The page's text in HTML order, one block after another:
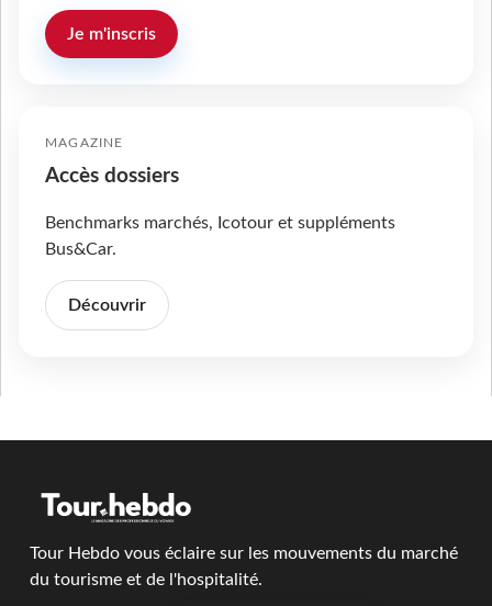
Je m'inscris
MAGAZINE
Accès dossiers
Benchmarks marchés, Icotour et suppléments
Bus&Car.
Découvrir
Tour Hebdo vous éclaire sur les mouvements du marché
du tourisme et de l'hospitalité.